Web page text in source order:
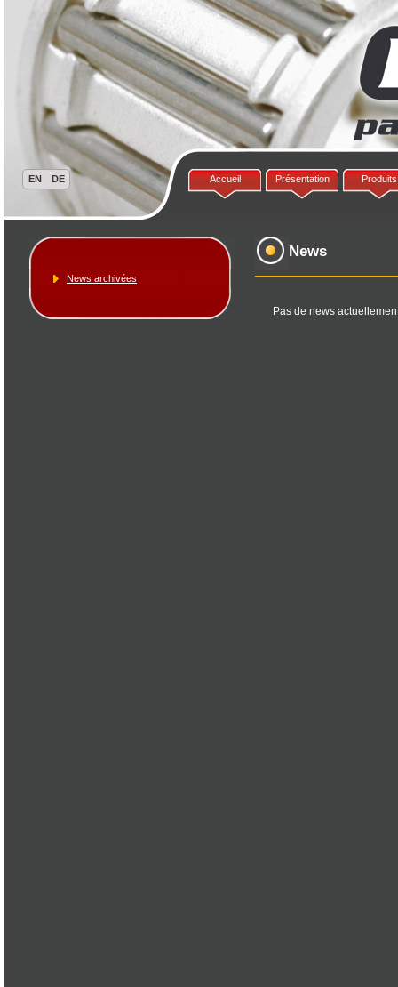
Accueil Présentation Produits
News archivées
News
Pas de news